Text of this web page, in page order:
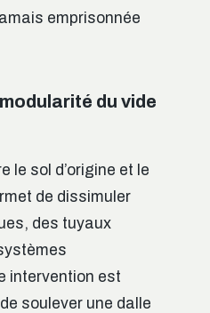
emprisonnée
du vide
le sol d’origine et le
de dissimuler
des tuyaux
intervention est
soulever une dalle